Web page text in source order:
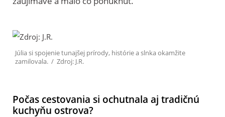
Júlia si spojenie tunajšej prírody, histórie a slnka okamžite
zamilovala. / Zdroj: J.R.
Počas cestovania si ochutnala aj tradičnú
kuchyňu ostrova?